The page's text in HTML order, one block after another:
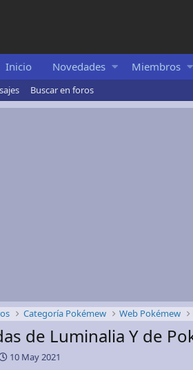
Inicio Novedades Miembros
Buscar en foros
Categoría Pokémew Web Pokémew
de Luminalia Y de
F10 May 2021